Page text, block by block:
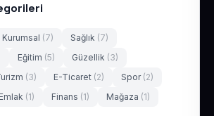
Kurumsal (7) Sağlık (7)
Eğitim (5) Güzellik (3)
(3) E-Ticaret (2) Spor (2)
Emlak (1) Finans (1) Mağaza (1)